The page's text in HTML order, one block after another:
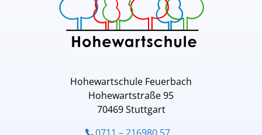
Hohewartschule Feuerbach
Hohewartstraße 95
70469 Stuttgart